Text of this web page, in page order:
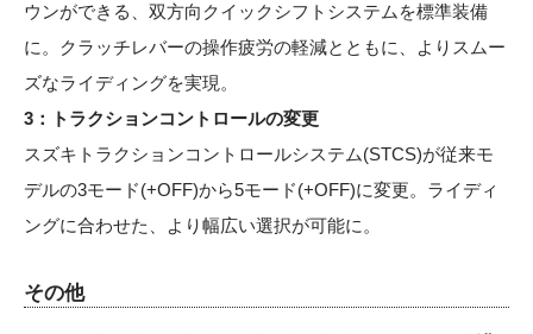
ウンができる、双方向クイックシフトシステムを標準装備
に。クラッチレバーの操作疲労の軽減とともに、よりスムー
ズなライディングを実現。
3：トラクションコントロールの変更
スズキトラクションコントロールシステム(STCS)が従来モ
デルの3モード(+OFF)から5モード(+OFF)に変更。ライディ
ングに合わせた、より幅広い選択が可能に。
その他